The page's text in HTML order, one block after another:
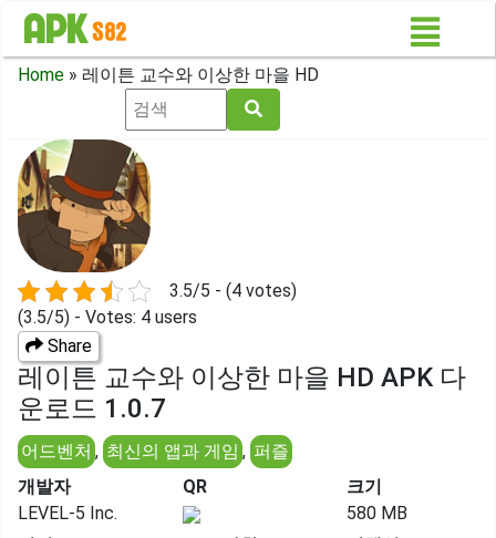
Home » 레이튼 교수와 이상한 마을 HD
3.5/5 - (4 votes)
(3.5/5) - Votes: 4 users
Share
레이튼 교수와 이상한 마을 HD APK 다
운로드 1.0.7
어드벤처 , 최신의 앱과 게임 , 퍼즐
개발자
LEVEL-5 Inc.
QR
크기
580 MB